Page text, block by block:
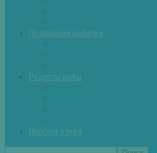
Подводная рыбалка
Рецепты рыбы
Прогноз клева